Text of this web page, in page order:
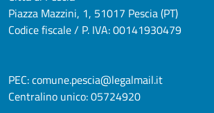
Piazza Mazzini, 1, 51017 Pescia (PT)
Codice fiscale / P. IVA: 00141930479
PEC:comune.pescia@legalmail.it
Centralino unico:05724920